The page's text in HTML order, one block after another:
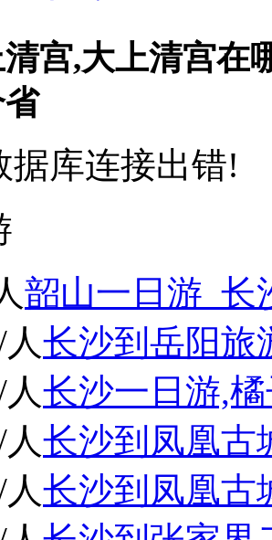
宫,大上清宫在
据库连接出错!
韶山一日游_长
长沙到岳阳旅
长沙一日游,
长沙到凤凰古
长沙到凤凰古